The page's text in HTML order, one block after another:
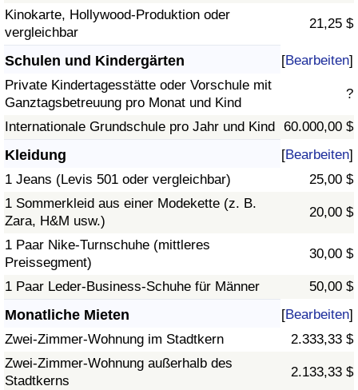
Kinokarte, Hollywood-Produktion oder
vergleichbar
21,25 $
Schulen und Kindergärten [Bearbeiten]
Private Kindertagesstätte oder Vorschule mit
Ganztagsbetreuung pro Monat und Kind
?
Internationale Grundschule pro Jahr und Kind 60.000,00 $
Kleidung [Bearbeiten]
1 Jeans (Levis 501 oder vergleichbar)
25,00 $
1 Sommerkleid aus einer Modekette (z. B.
Zara, H&M usw.)
20,00 $
1 Paar Nike-Turnschuhe (mittleres
Preissegment)
30,00 $
1 Paar Leder-Business-Schuhe für Männer 50,00 $
Monatliche Mieten [Bearbeiten]
Zwei-Zimmer-Wohnung im Stadtkern
2.333,33 $
Zwei-Zimmer-Wohnung außerhalb des
Stadtkerns
2.133,33 $